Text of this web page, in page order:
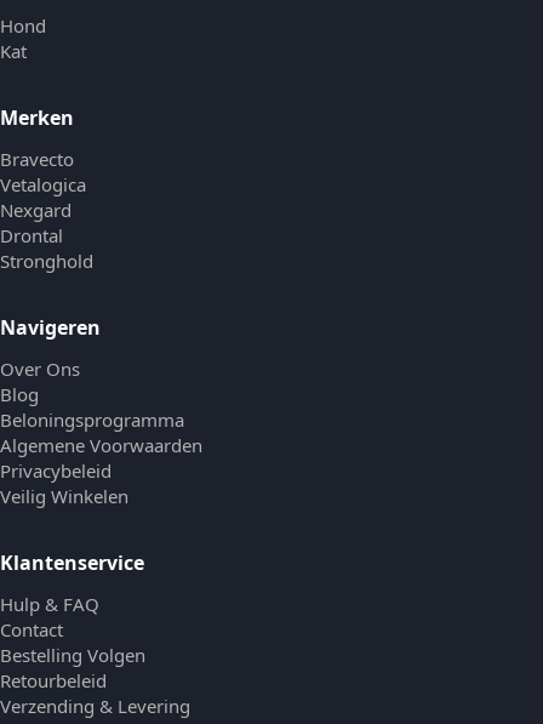
Hond
Kat
Merken
Bravecto
Vetalogica
Nexgard
Drontal
Stronghold
Navigeren
Over Ons
Blog
Beloningsprogramma
Algemene Voorwaarden
Privacybeleid
Veilig Winkelen
Klantenservice
Hulp & FAQ
Contact
Bestelling Volgen
Retourbeleid
Verzending & Levering